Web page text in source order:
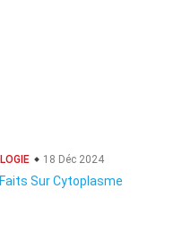
18 Déc 2024
Sur Cytoplasme